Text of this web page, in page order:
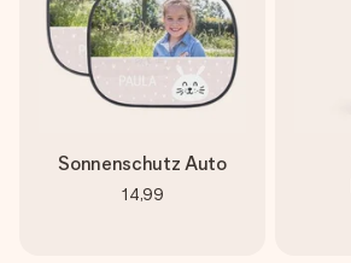
Sonnenschutz Auto
14,99